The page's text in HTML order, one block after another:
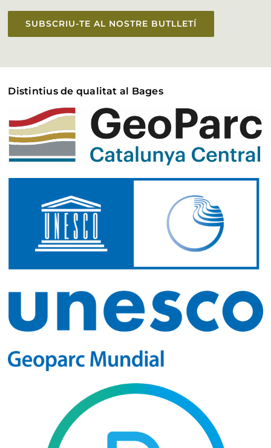
SUBSCRIU-TE AL NOSTRE BUTLLETÍ
Distintius de qualitat al Bages